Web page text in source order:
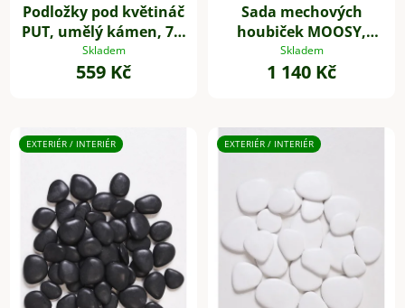
Podložky pod květináč
PUT, umělý kámen, 7 x
7 cm, 4-set, šedé
Skladem
559 Kč
Sada mechových
houbiček MOOSY,
plast, zelená
Skladem
1 140 Kč
EXTERIÉR / INTERIÉR EXTERIÉR / INTERIÉR